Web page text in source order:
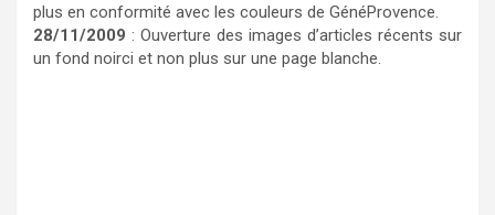
plus en conformité avec les couleurs de GénéProvence.
28/11/2009 : Ouverture des images d’articles récents sur
un fond noirci et non plus sur une page blanche.